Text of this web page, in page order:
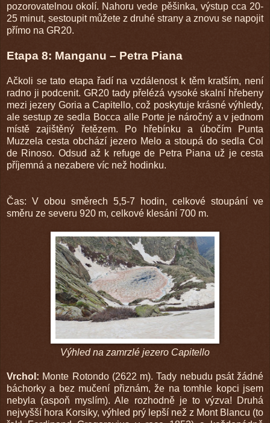
pozorovatelnou okolí. Nahoru vede pěšinka, výstup cca 20-
25 minut, sestoupit můžete z druhé strany a znovu se napojit
přímo na GR20.
Etapa 8: Manganu – Petra Piana
Ačkoli se tato etapa řadí na vzdálenost k těm kratším, není
radno ji podcenit. GR20 tady přelézá vysoké skalní hřebeny
mezi jezery Goria a Capitello, což poskytuje krásné výhledy,
ale sestup ze sedla Bocca alle Porte je náročný a v jednom
místě zajištěný řetězem. Po hřebínku a úbočím Punta
Muzzela cesta obchází jezero Melo a stoupá do sedla Col
de Rinoso. Odsud až k refuge de Petra Piana už je cesta
příjemná a nezabere víc než hodinku.
Čas: V obou směrech 5,5-7 hodin, celkové stoupání ve
směru ze severu 920 m, celkové klesání 700 m.
Výhled na zamrzlé jezero Capitello
Vrchol: Monte Rotondo (2622 m). Tady nebudu psát žádné
báchorky a bez mučení přiznám, že na tomhle kopci jsem
nebyla (aspoň myslím). Ale rozhodně je to výzva! Druhá
nejvyšší hora Korsiky, výhled prý lepší než z Mont Blancu (to